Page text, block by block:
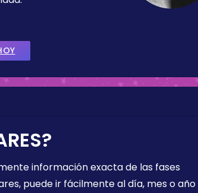
información exacta de las fases
puede ir fácilmente al día, mes o año